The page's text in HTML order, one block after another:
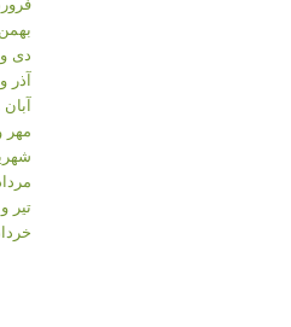
بهمن
دی و
آذر و
آبان و
مهر و
تیر و
خرداد